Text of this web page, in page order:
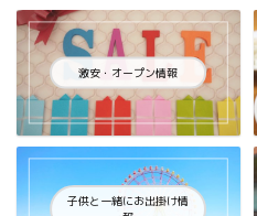
激安・オープン情報
子供と一緒にお出掛け情